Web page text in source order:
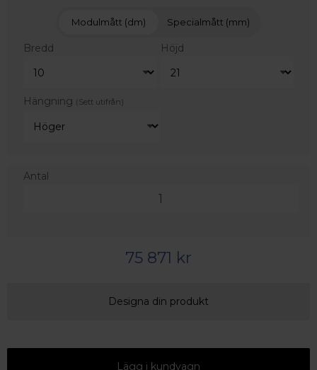
Modulmått (dm) Specialmått (mm)
Bredd Höjd
Hängning (Sett utifrån)
Antal
75 871 kr
Designa din produkt
Lägg i kundvagn